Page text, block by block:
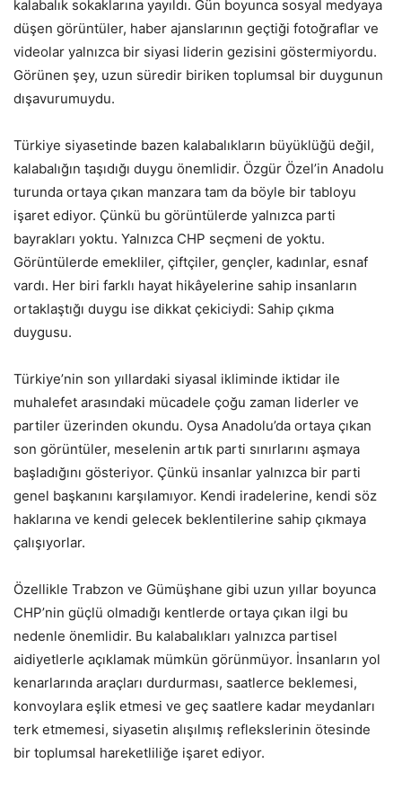
kalabalık sokaklarına yayıldı. Gün boyunca sosyal medyaya
düşen görüntüler, haber ajanslarının geçtiği fotoğraflar ve
videolar yalnızca bir siyasi liderin gezisini göstermiyordu.
Görünen şey, uzun süredir biriken toplumsal bir duygunun
dışavurumuydu.
Türkiye siyasetinde bazen kalabalıkların büyüklüğü değil,
kalabalığın taşıdığı duygu önemlidir. Özgür Özel’in Anadolu
turunda ortaya çıkan manzara tam da böyle bir tabloyu
işaret ediyor. Çünkü bu görüntülerde yalnızca parti
bayrakları yoktu. Yalnızca CHP seçmeni de yoktu.
Görüntülerde emekliler, çiftçiler, gençler, kadınlar, esnaf
vardı. Her biri farklı hayat hikâyelerine sahip insanların
ortaklaştığı duygu ise dikkat çekiciydi: Sahip çıkma
duygusu.
Türkiye’nin son yıllardaki siyasal ikliminde iktidar ile
muhalefet arasındaki mücadele çoğu zaman liderler ve
partiler üzerinden okundu. Oysa Anadolu’da ortaya çıkan
son görüntüler, meselenin artık parti sınırlarını aşmaya
başladığını gösteriyor. Çünkü insanlar yalnızca bir parti
genel başkanını karşılamıyor. Kendi iradelerine, kendi söz
haklarına ve kendi gelecek beklentilerine sahip çıkmaya
çalışıyorlar.
Özellikle Trabzon ve Gümüşhane gibi uzun yıllar boyunca
CHP’nin güçlü olmadığı kentlerde ortaya çıkan ilgi bu
nedenle önemlidir. Bu kalabalıkları yalnızca partisel
aidiyetlerle açıklamak mümkün görünmüyor. İnsanların yol
kenarlarında araçları durdurması, saatlerce beklemesi,
konvoylara eşlik etmesi ve geç saatlere kadar meydanları
terk etmemesi, siyasetin alışılmış reflekslerinin ötesinde
bir toplumsal hareketliliğe işaret ediyor.